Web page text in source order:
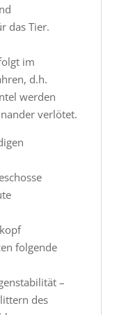
das Tier.
im
d.h.
werden
verlötet.
folgende
–
des